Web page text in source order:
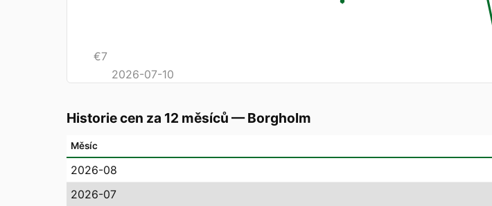
€7
2026-07-10
Historie cen za 12 měsíců —Borgholm
Měsíc
2026-08
2026-07